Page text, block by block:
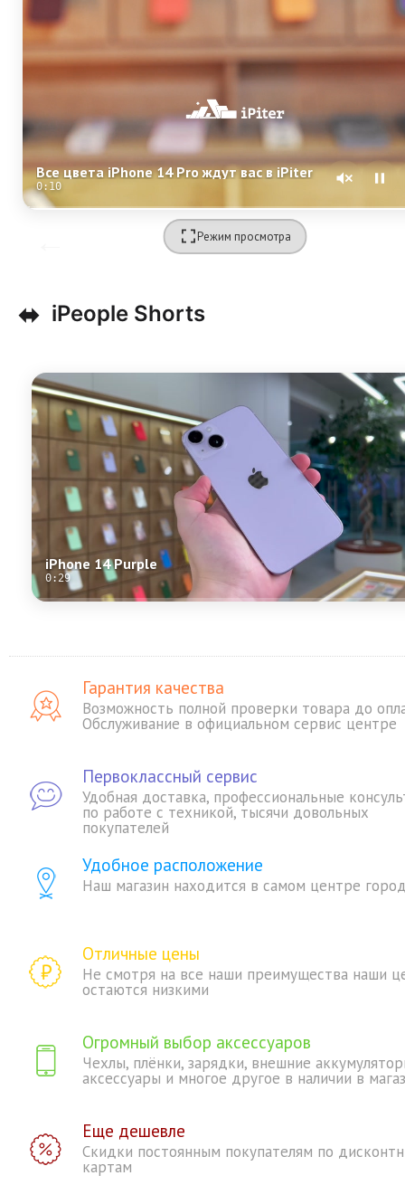
Все цвета iPhone 14 Pro ждут вас в iPiter
0:10
Режим просмотра
⬌ iPeople Shorts
iPhone 14 Purple
0:29
Гарантия качества
Возможность полной проверки товара до
Обслуживание в официальном сервис центре
Первоклассный сервис
Удобная доставка, профессиональные
по работе с техникой, тысячи довольных
покупателей
Удобное расположение
Наш магазин находится в самом центре
Отличные цены
Не смотря на все наши преимущества наши
остаются низкими
Огромный выбор аксессуаров
Чехлы, плёнки, зарядки, внешние
аксессуары и многое другое в наличии в
Еще дешевле
Скидки постоянным покупателям по
картам